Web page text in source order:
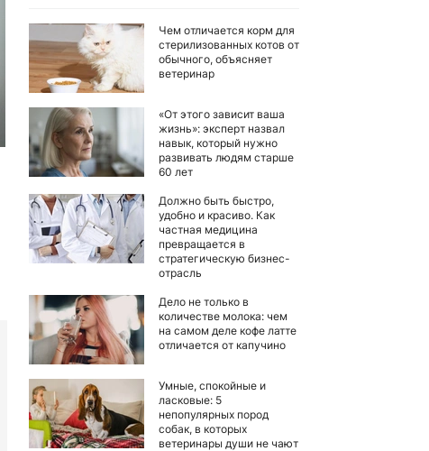
Чем отличается корм для
стерилизованных котов от
обычного, объясняет
ветеринар
«От этого зависит ваша
жизнь»: эксперт назвал
навык, который нужно
развивать людям старше
60 лет
Должно быть быстро,
удобно и красиво. Как
частная медицина
превращается в
стратегическую бизнес-
отрасль
Дело не только в
количестве молока: чем
на самом деле кофе латте
отличается от капучино
Умные, спокойные и
ласковые: 5
непопулярных пород
собак, в которых
ветеринары души не чают